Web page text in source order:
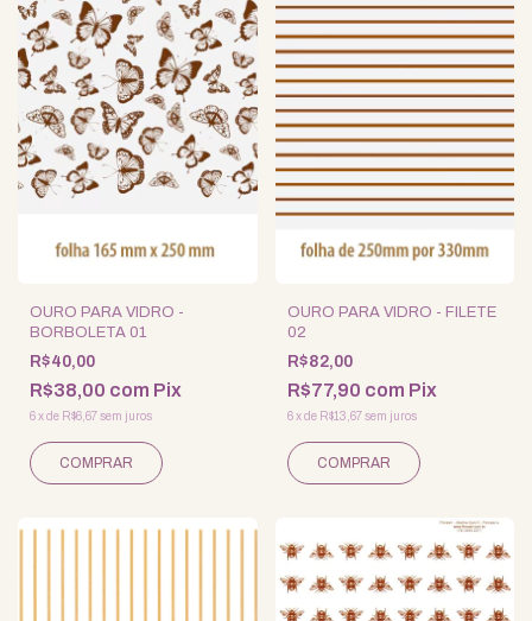
OURO PARA VIDRO -
BORBOLETA 01
R$40,00
R$38,00 com Pix
6xde R$6,67sem juros
OURO PARA VIDRO - FILETE
02
R$82,00
R$77,90 com Pix
6 xde R$13,67 sem juros